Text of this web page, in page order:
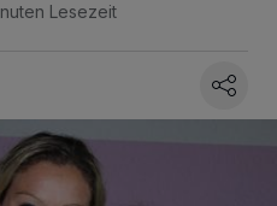
Lesezeit
Auswahl von OK aktivieren Sie
„Wir und unsere Partner
bereitzustellen“ aufgeführten
sind manche Inhalte und
so relevant für Sie. Sie können